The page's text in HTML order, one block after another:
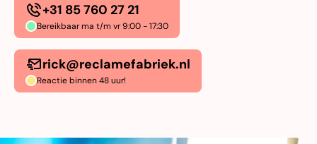
+31 85 760 27 21
Bereikbaar ma t/m vr 9:00 - 17:30
rick@reclamefabriek.nl
Reactie binnen 48 uur!